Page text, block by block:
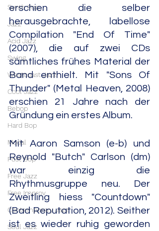
Synth Pop
Jazz
Acid Jazz
Swing
Westcoast Jazz
Cool Jazz
Bebop
Hard Bop
Modal
Post Bop
Free Jazz
Free Improv
Contemporary Jazz
Soul Jazz
erschien die selber
herausgebrachte, labellose
Compilation "End Of Time"
(2007), die auf zwei CDs
sämtliches frühes Material der
Band enthielt. Mit "Sons Of
Thunder" (Metal Heaven, 2008)
erschien 21 Jahre nach der
Gründung ein erstes Album.
Mit Aaron Samson (e-b) und
Reynold "Butch" Carlson (dm)
war einzig die
Rhythmusgruppe neu. Der
Zweitling hiess "Countdown"
(Bad Reputation, 2012). Seither
ist es wieder ruhig geworden